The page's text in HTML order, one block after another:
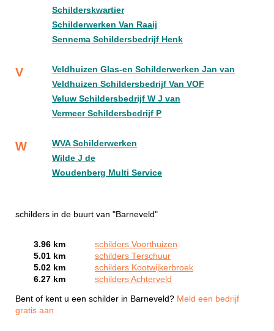
Schilderskwartier
Schilderwerken Van Raaij
Sennema Schildersbedrijf Henk
V
Veldhuizen Glas-en Schilderwerken Jan van
Veldhuizen Schildersbedrijf Van VOF
Veluw Schildersbedrijf W J van
Vermeer Schildersbedrijf P
W
WVA Schilderwerken
Wilde J de
Woudenberg Multi Service
schilders in de buurt van "Barneveld"
3.96 km
schilders Voorthuizen
5.01 km
schilders Terschuur
5.02 km
schilders Kootwijkerbroek
6.27 km
schilders Achterveld
Bent of kent u een schilder in Barneveld? Meld een bedrijf
gratis aan